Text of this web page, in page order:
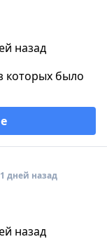
назад
которых было
дней назад
назад